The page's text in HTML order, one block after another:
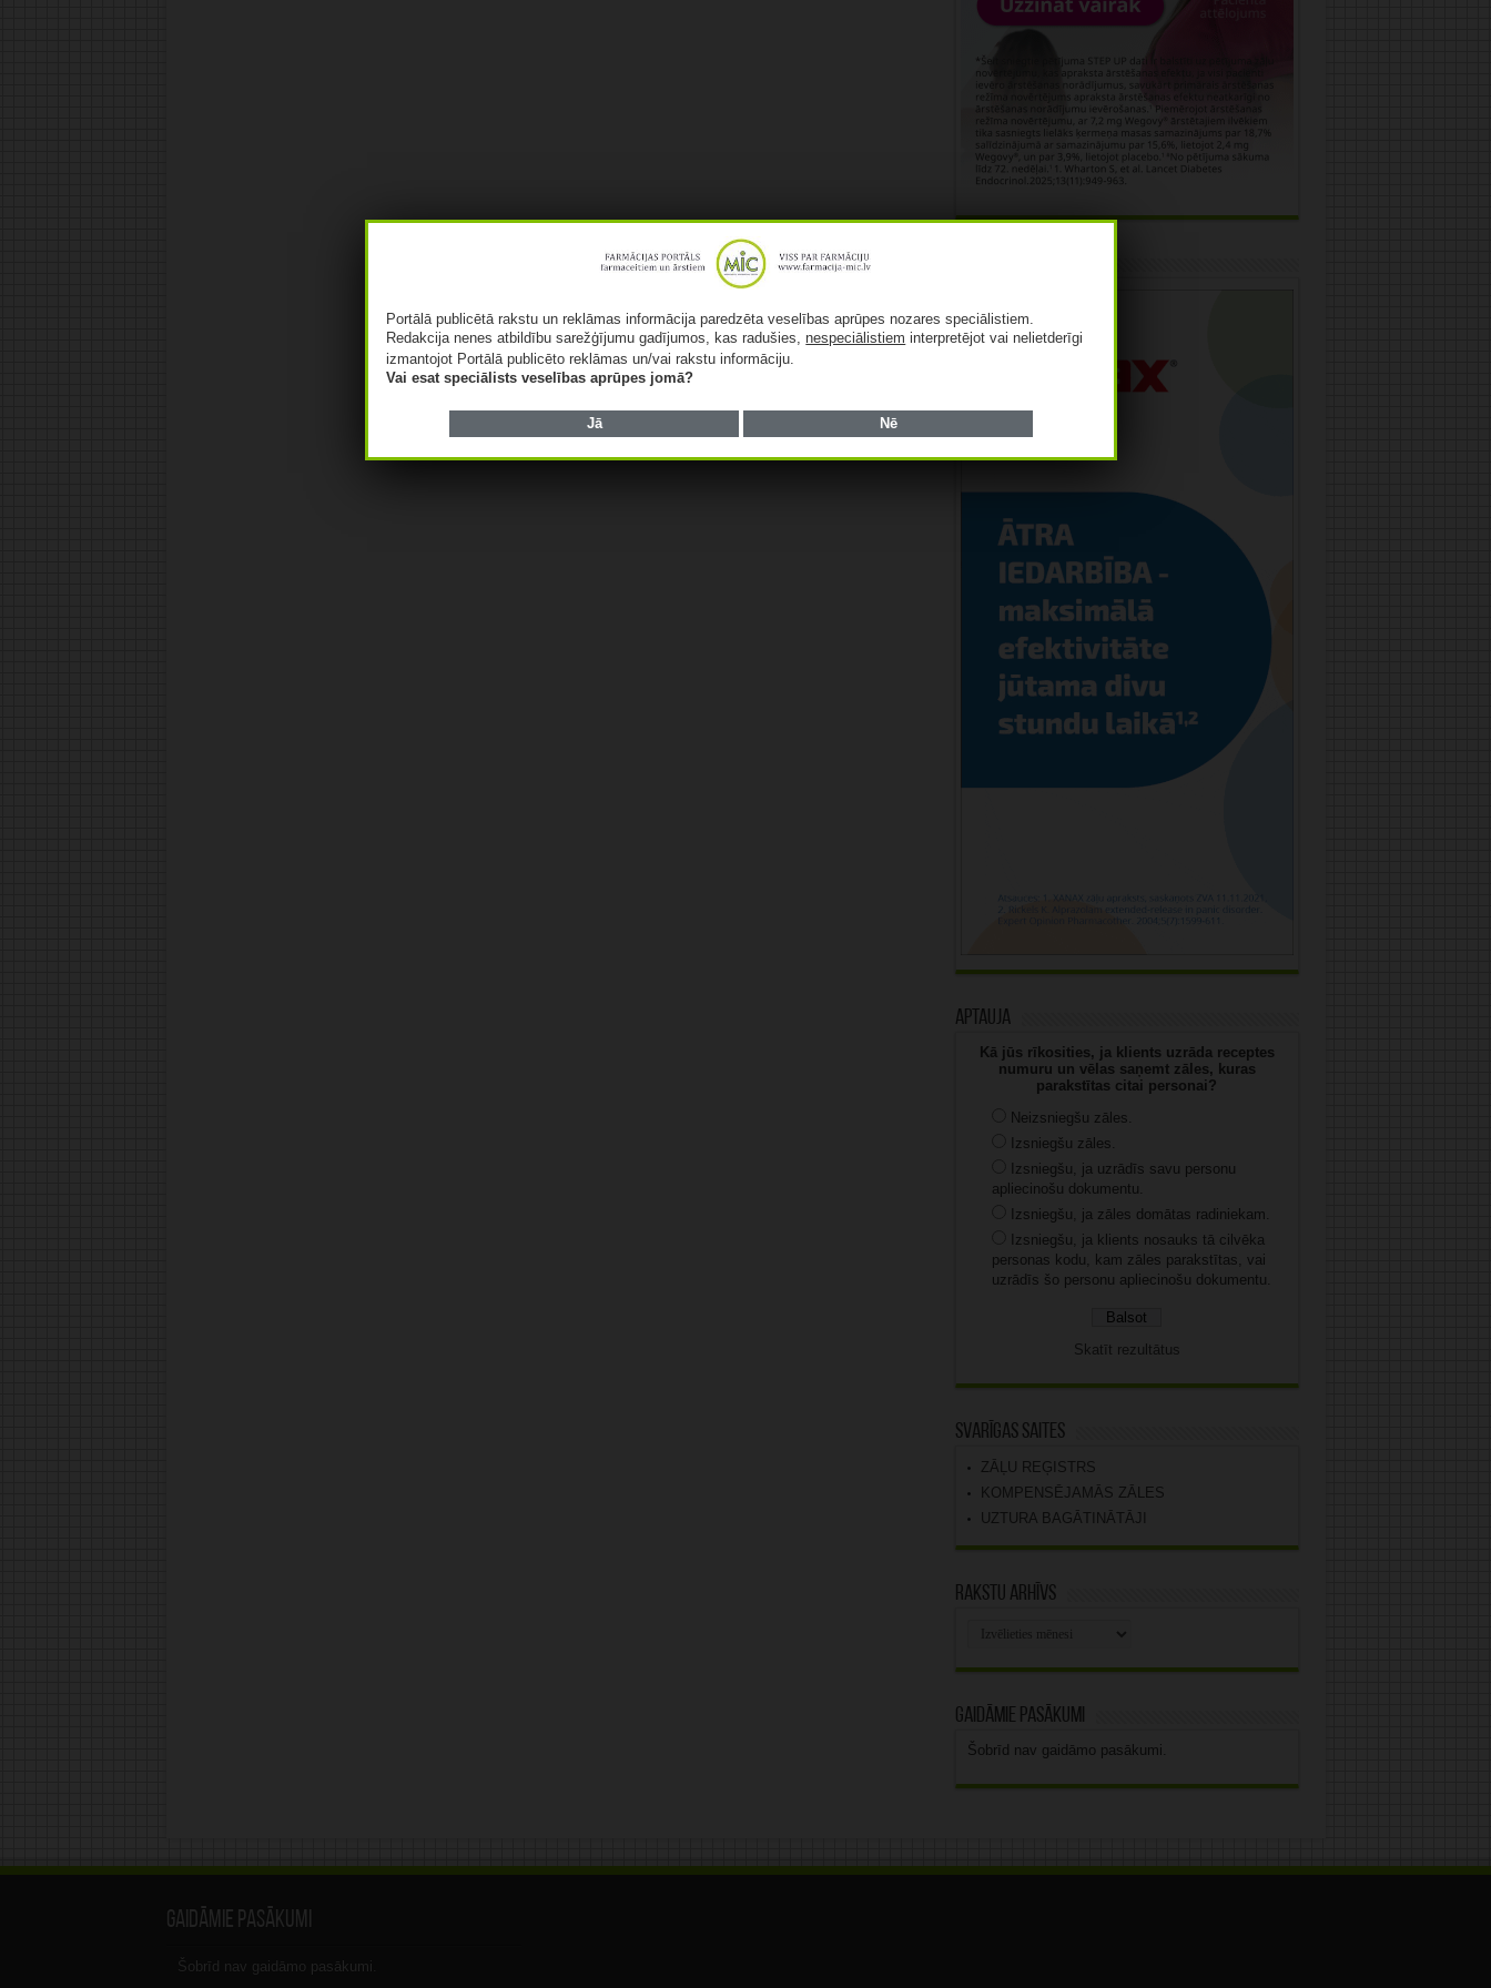
Aptauja
Kā jūs rīkosities, ja klients uzrāda receptes
numuru un vēlas saņemt zāles, kuras
parakstītas citai personai?
Neizsniegšu zāles.
Izsniegšu zāles.
Izsniegšu, ja uzrādīs savu personu
apliecinošu dokumentu.
Izsniegšu, ja zāles domātas radiniekam.
Izsniegšu, ja klients nosauks tā cilvēka
personas kodu, kam zāles parakstītas, vai
uzrādīs šo personu apliecinošu dokumentu.
Skatīt rezultātus
Svarīgas saites
ZĀĻU REĢISTRS
KOMPENSĒJAMĀS ZĀLES
UZTURA BAGĀTINĀTĀJI
Rakstu arhīvs
Gaidāmie pasākumi
Šobrīd nav gaidāmo pasākumi.
Gaidāmie pasākumi
Šobrīd nav gaidāmo pasākumi.
Portālā publicētā rakstu un reklāmas informācija paredzēta veselības aprūpes nozares speciālistiem.
Redakcija nenes atbildību sarežģījumu gadījumos, kas radušies,nespeciālistiem interpretējot vai nelietderīgi
izmantojot Portālā publicēto reklāmas un/vai rakstu informāciju.
Vai esat speciālists veselības aprūpes jomā?
Jā Nē